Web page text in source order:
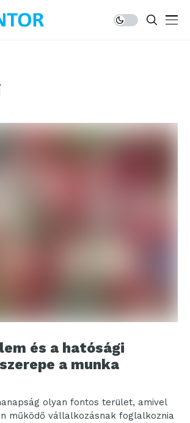
és a hatósági
a munka
olyan fontos terület, amivel
működő vállalkozásnak foglalkoznia